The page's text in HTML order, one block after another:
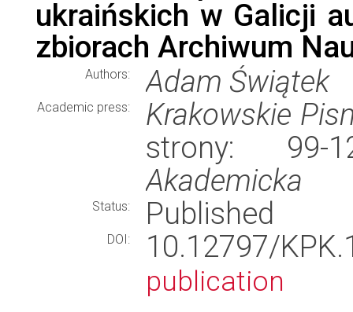
ukraińskich w Galicji
zbiorach Archiwum
Authors: Adam Świątek
Academic press:
Krakowskie
strony: 99-
Akademicka
Status: Published
DOI: 10.12797/
publication